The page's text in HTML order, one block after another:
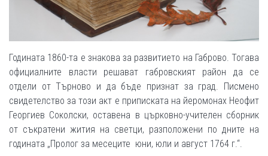
Годината 1860-та е знакова за развитието на Габрово. Тогава
официалните власти решават габровският район да се
отдели от Търново и да бъде признат за град. Писмено
свидетелство за този акт е приписката на йеромонах Неофит
Георгиев Соколски, оставена в църковно-учителен сборник
от съкратени жития на светци, разположени по дните на
годината „Пролог за месеците юни, юли и август 1764 г.“.